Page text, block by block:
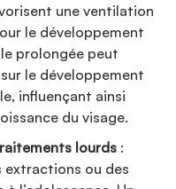
une ventilation
le développement
prolongée peut
le développement
influençant ainsi
du visage.
lourds :
ou des